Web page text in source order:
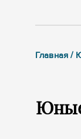
Главная /